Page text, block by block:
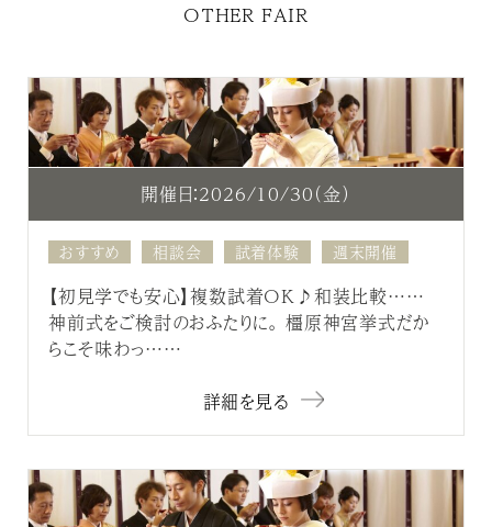
OTHER FAIR
開催日：2026/10/30（金）
おすすめ 相談会 試着体験 週末開催
【初見学でも安心】複数試着OK♪和装比較……
神前式をご検討のおふたりに。 橿原神宮挙式だか
らこそ味わっ……
詳細を見る